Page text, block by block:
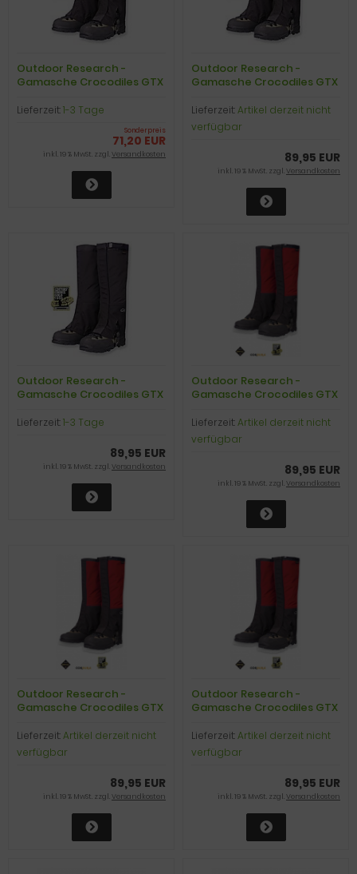
Outdoor Research -
Gamasche Crocodiles GTX
Lieferzeit:1-3 Tage
Sonderpreis
71,20 EUR
inkl. 19 % MwSt. zzgl.Versandkosten
Outdoor Research -
Gamasche Crocodiles GTX
Lieferzeit:Artikel derzeit nicht
verfügbar
89,95 EUR
inkl. 19 % MwSt. zzgl.Versandkosten
Outdoor Research -
Gamasche Crocodiles GTX
Lieferzeit:1-3 Tage
89,95 EUR
inkl. 19 % MwSt. zzgl.Versandkosten
Outdoor Research -
Gamasche Crocodiles GTX
Lieferzeit:Artikel derzeit nicht
verfügbar
89,95 EUR
inkl. 19 % MwSt. zzgl.Versandkosten
Outdoor Research -
Gamasche Crocodiles GTX
Lieferzeit:Artikel derzeit nicht
verfügbar
89,95 EUR
inkl. 19 % MwSt. zzgl.Versandkosten
Outdoor Research -
Gamasche Crocodiles GTX
Lieferzeit:Artikel derzeit nicht
verfügbar
89,95 EUR
inkl. 19 % MwSt. zzgl.Versandkosten